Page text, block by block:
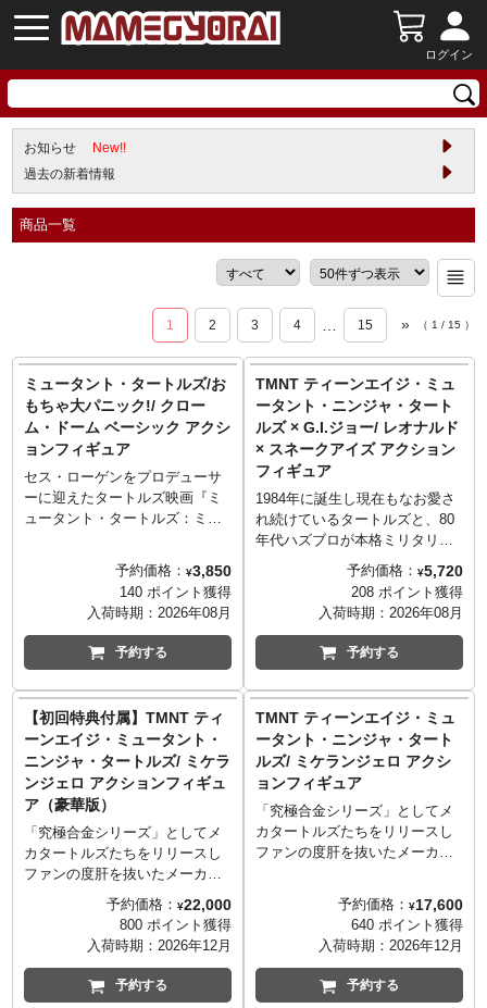
ログイン
お知らせ
New!!
過去の新着情報
商品一覧
1 2 3 4 … 15 » （ 1 / 15 ）
ミュータント・タートルズ/お
もちゃ大パニック!/ クロー
ム・ドーム ベーシック アクシ
ョンフィギュア
セス・ローゲンをプロデューサ
ーに迎えたタートルズ映画『ミ
ュータント・タートルズ：ミュ
て、テレビシリーズ『ティーン
エイジ・ミュータント・ニンジ
ャ・タートルズ』の後に制作さ
れた短編映画『ミュータント・
タートルズ/おもちゃ大パニッ
ク!』から、無許可でタートルズ
おもちゃを製造する会社を仕切
るAIロボット「クロームドー
ム」が登場。
予約価格： ¥3,850
140 ポイント獲得
入荷時期： 2026年08月
予約する
TMNT ティーンエイジ・ミュ
ータント・ニンジャ・タート
ルズ × G.I.ジョー/ レオナルド
× スネークアイズ アクション
フィギュア
1984年に誕生し現在もなお愛さ
れ続けているタートルズと、80
年代ハズブロが本格ミリタリー
路線を変更しだ愛される個性的
なキャラクターが続々と登場す
ることなったフィギュアシリー
ズ「G.I.JOE」が奇跡のコラボ
レーション！これぞフィギュア
好きにはたまらない、胸躍るア
イズのコラボアイテムで双方の
特徴をMIXした素晴らしきデザ
イン。レオナルドの象徴的な武
器である刀とミュータンジェン
ガンが付属。
予約価格： ¥5,720
208 ポイント獲得
入荷時期： 2026年08月
予約する
【初回特典付属】TMNT ティ
ーンエイジ・ミュータント・
ニンジャ・タートルズ/ ミケラ
ンジェロ アクションフィギュ
ア（豪華版）
「究極合金シリーズ」としてメ
カタートルズたちをリリースし
ファンの度肝を抜いたメーカー
「ヒートボーイズ」が、満を持
してタートルズフィギュアをリ
リース。こちらは、お調子者で
明るい愛されキャラでヌンチャ
ク使いのミケランジェロ。新た
に設計された塗装表現とシャド
予約価格： ¥22,000
800 ポイント獲得
入荷時期： 2026年12月
予約する
TMNT ティーンエイジ・ミュ
ータント・ニンジャ・タート
ルズ/ ミケランジェロ アクシ
ョンフィギュア
「究極合金シリーズ」としてメ
カタートルズたちをリリースし
ファンの度肝を抜いたメーカー
してタートルズフィギュアをリ
リース。こちらは、お調子者で
明るい愛されキャラでヌンチャ
ク使いのミケランジェロ。新た
に設計された塗装表現とシャド
ー効果により、リアル感を追求
予約価格： ¥17,600
640 ポイント獲得
入荷時期： 2026年12月
予約する